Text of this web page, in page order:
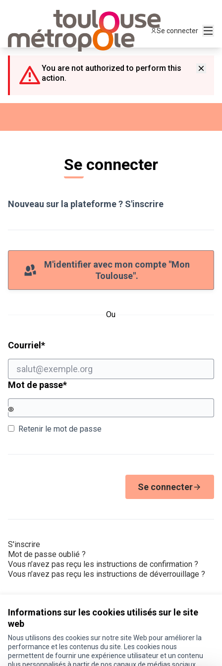
Informations sur les cookies utilisés sur le site
web
Nous utilisons des cookies sur notre site Web pour améliorer la
performance et les contenus du site. Les cookies nous
permettent de fournir une expérience utilisateur et un contenu
Se connecter
You are not authorized to perform this
action.
Se connecter
Nouveau sur la plateforme ? S'inscrire
M'identifier avec mon compte "Mon
Toulouse".
Ou
Courriel *Champ obligatoire
Mot de passe*Champ obligatoire
Retenir le mot de passe
Se connecter
S'inscrire
Mot de passe oublié ?
Vous n’avez pas reçu les instructions de confirmation ?
Vous n’avez pas reçu les instructions de déverrouillage ?
Conditions d'utilisation
Paramètres des cookies
Je participe ! sur X
Je participe ! sur Facebook
Je participe ! sur Instagram